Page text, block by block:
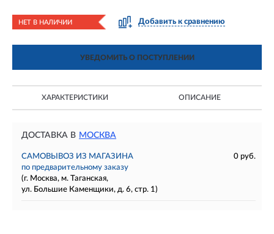
НЕТ В НАЛИЧИИ Добавить к сравнению
УВЕДОМИТЬ О ПОСТУПЛЕНИИ
ХАРАКТЕРИСТИКИ ОПИСАНИЕ
ДОСТАВКА В МОСКВА
САМОВЫВОЗ ИЗ МАГАЗИНА
0 руб.
по предварительному заказу
(г. Москва, м. Таганская,
ул. Большие Каменщики, д. 6, стр. 1)